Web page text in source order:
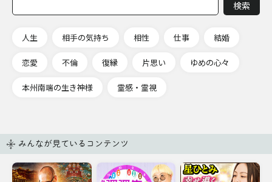
人生 相手の気持ち 相性 仕事 結婚
恋愛 不倫 復縁 片思い ゆめの心々
本州南端の生き神様 霊感・霊視
みんなが見ているコンテンツ